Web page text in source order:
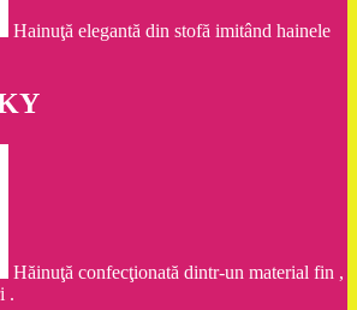
Hainuţă elegantă din stofă imitând hainele
Hăinuţă confecţionată dintr-un material fin ,
.